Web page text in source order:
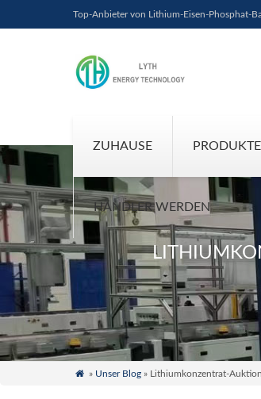
Top-Anbieter von Lithium-Eisen-Phosphat-
ZUHAUSE PRODUKTE
HÄNDLER WERDEN
 » Unser Blog» Lithiumkonzentrat-